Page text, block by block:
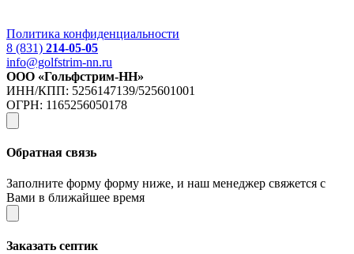
Политика конфиденциальности
8 (831) 214-05-05
info@golfstrim-nn.ru
ООО «Гольфстрим-НН»
ИНН/КПП: 5256147139/525601001
ОГРН: 1165256050178
Обратная связь
Заполните форму форму ниже, и наш менеджер свяжется с
Вами в ближайшее время
Заказать септик